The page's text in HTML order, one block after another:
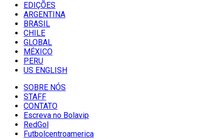
EDIÇÕES
ARGENTINA
BRASIL
CHILE
GLOBAL
MÉXICO
PERU
US ENGLISH
SOBRE NÓS
STAFF
CONTATO
Escreva no Bolavip
RedGol
Futbolcentroamerica